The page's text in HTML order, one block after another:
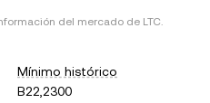
del mercado de LTC.
Mínimo histórico
B22,2300